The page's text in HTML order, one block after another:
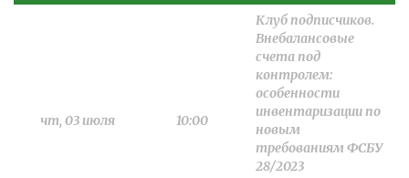
чт, 03 июля 10:00
Клуб подписчиков.
Внебалансовые
счета под
контролем:
особенности
инвентаризации по
новым
требованиям ФСБУ
28/2023